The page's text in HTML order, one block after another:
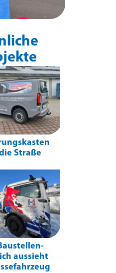
Straße
aussieht